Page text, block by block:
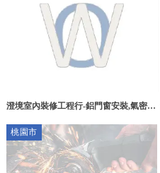
澄境室內裝修工程行-鋁門窗安裝,氣密窗
氣密窗安裝,南屯採光罩安裝
桃園市